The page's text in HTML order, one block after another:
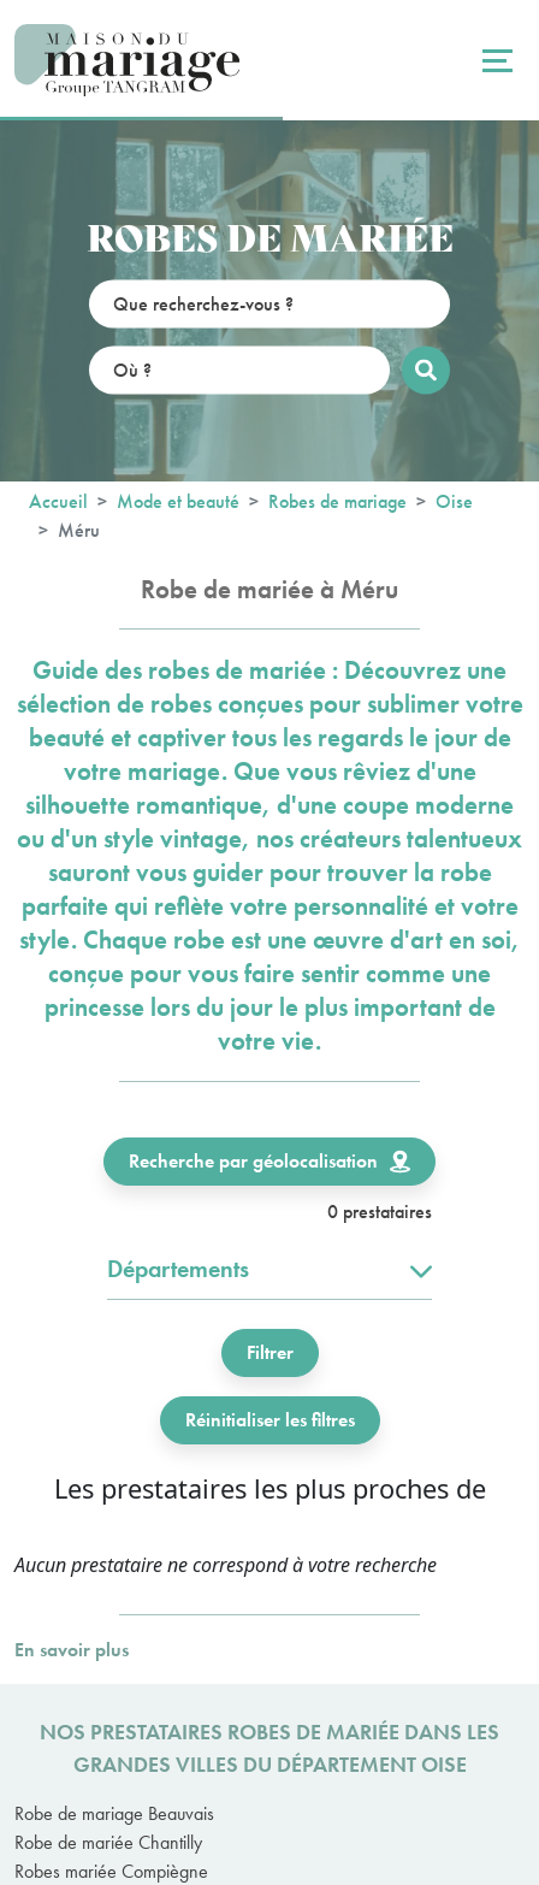
ROBES DE MARIÉE
Accueil Mode et beauté Robes de mariage
Oise
Méru
Robe de mariée à Méru
Guide des robes de mariée : Découvrez une
sélection de robes conçues pour sublimer votre
beauté et captiver tous les regards le jour de
votre mariage. Que vous rêviez d'une
silhouette romantique, d'une coupe moderne
ou d'un style vintage, nos créateurs talentueux
sauront vous guider pour trouver la robe
parfaite qui reflète votre personnalité et votre
style. Chaque robe est une œuvre d'art en soi,
conçue pour vous faire sentir comme une
princesse lors du jour le plus important de
votre vie.
Recherche par géolocalisation
0 prestataires
Départements
Filtrer
Réinitialiser les filtres
Les prestataires les plus proches de
Aucun prestataire ne correspond à votre recherche
En savoir plus
NOS PRESTATAIRES ROBES DE MARIÉE DANS LES
GRANDES VILLES DU DÉPARTEMENT OISE
Robe de mariage Beauvais
Robe de mariée Chantilly
Robes mariée Compiègne